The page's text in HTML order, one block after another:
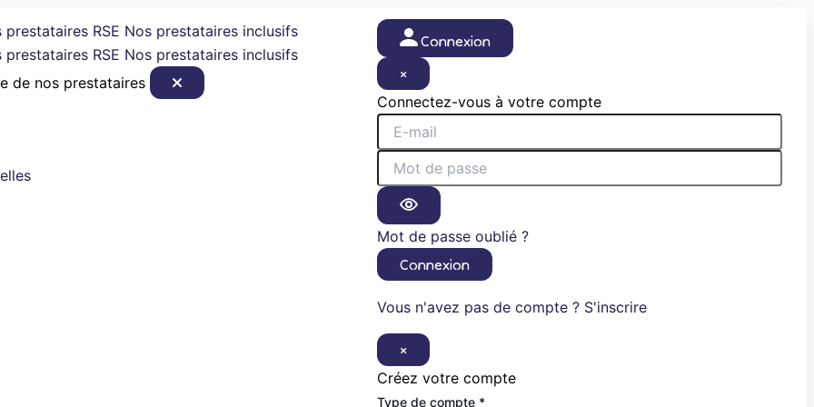
prestataires RSE Nos prestataires inclusifs
prestataires RSE Nos prestataires inclusifs
de nos prestataires
Connexion
×
Connectez-vous à votre compte
Mot de passe oublié ?
Connexion
Vous n'avez pas de compte ? S'inscrire
×
Créez votre compte
Type de compte *